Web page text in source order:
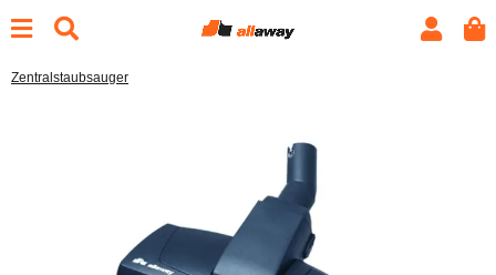
Zentralstaubsauger